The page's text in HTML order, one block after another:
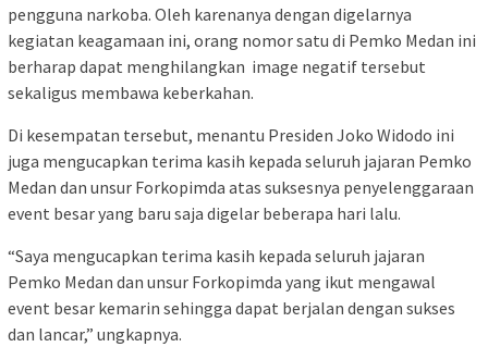
pengguna narkoba. Oleh karenanya dengan digelarnya
kegiatan keagamaan ini, orang nomor satu di Pemko Medan ini
berharap dapat menghilangkan image negatif tersebut
sekaligus membawa keberkahan.
Di kesempatan tersebut, menantu Presiden Joko Widodo ini
juga mengucapkan terima kasih kepada seluruh jajaran Pemko
Medan dan unsur Forkopimda atas suksesnya penyelenggaraan
event besar yang baru saja digelar beberapa hari lalu.
“Saya mengucapkan terima kasih kepada seluruh jajaran
Pemko Medan dan unsur Forkopimda yang ikut mengawal
event besar kemarin sehingga dapat berjalan dengan sukses
dan lancar,” ungkapnya.